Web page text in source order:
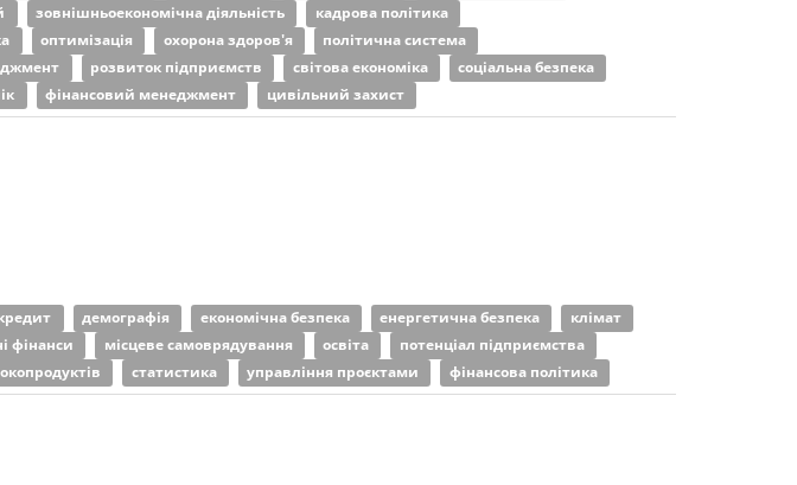
зовнішньоекономічна діяльність
кадрова політика
оптимізація охорона здоров'я
політична система
розвиток підприємств світова економіка
соціальна безпека
фінансовий менеджмент цивільний захист
демографія економічна безпека енергетична безпека
клімат
фінанси місцеве самоврядування освіта
потенціал підприємства
статистика управління проєктами фінансова політика